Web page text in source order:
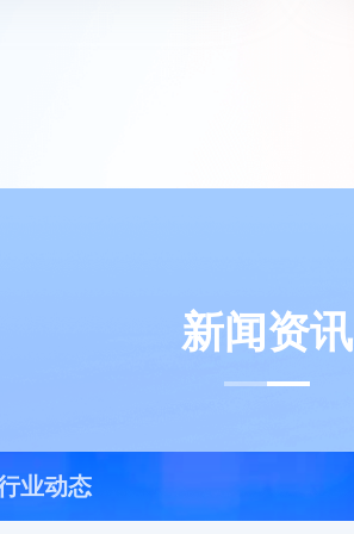
新闻资讯
业动态